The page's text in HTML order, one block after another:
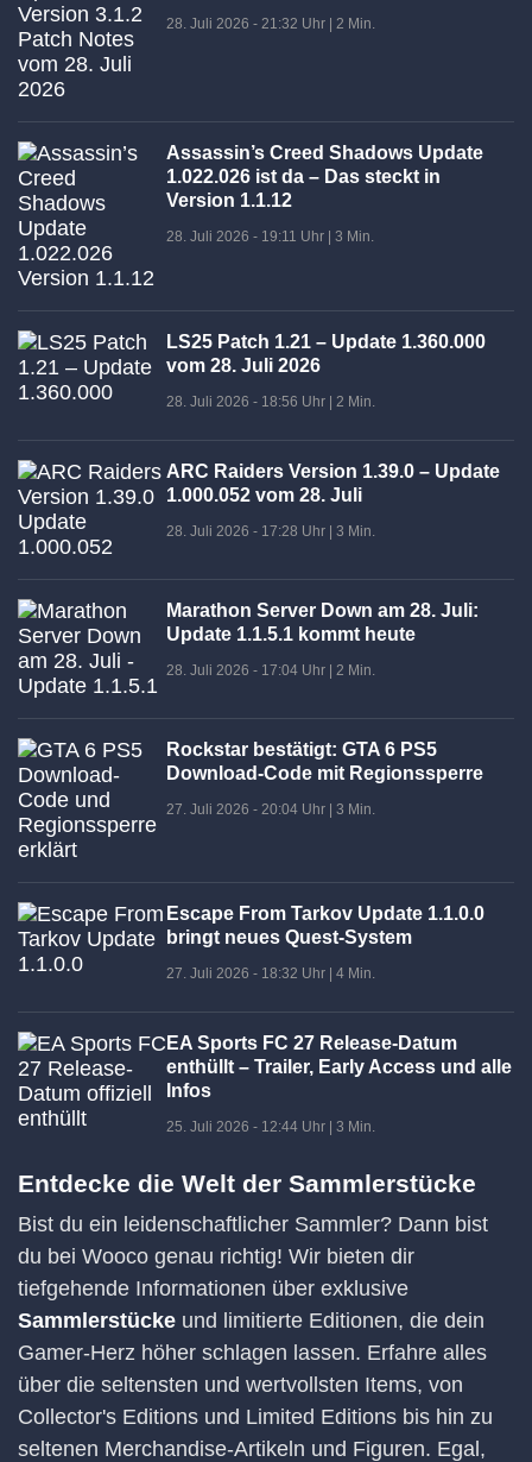
28. Juli 2026 - 21:32 Uhr |2 Min.
Assassin’s Creed Shadows Update
1.022.026 ist da – Das steckt in
Version 1.1.12
28. Juli 2026 - 19:11 Uhr |3 Min.
LS25 Patch 1.21 – Update 1.360.000
vom 28. Juli 2026
28. Juli 2026 - 18:56 Uhr |2 Min.
ARC Raiders Version 1.39.0 – Update
1.000.052 vom 28. Juli
28. Juli 2026 - 17:28 Uhr |3 Min.
Marathon Server Down am 28. Juli:
Update 1.1.5.1 kommt heute
28. Juli 2026 - 17:04 Uhr |2 Min.
Rockstar bestätigt: GTA 6 PS5
Download-Code mit Regionssperre
27. Juli 2026 - 20:04 Uhr |3 Min.
Escape From Tarkov Update 1.1.0.0
bringt neues Quest-System
27. Juli 2026 - 18:32 Uhr |4 Min.
EA Sports FC 27 Release-Datum
enthüllt – Trailer, Early Access und alle
Infos
25. Juli 2026 - 12:44 Uhr |3 Min.
Entdecke die Welt der Sammlerstücke
Bist du ein leidenschaftlicher Sammler? Dann bist
du bei Wooco genau richtig! Wir bieten dir
tiefgehende Informationen über exklusive
Sammlerstücke und limitierte Editionen, die dein
Gamer-Herz höher schlagen lassen. Erfahre alles
über die seltensten und wertvollsten Items, von
Collector's Editions und Limited Editions bis hin zu
seltenen Merchandise-Artikeln und Figuren. Egal,